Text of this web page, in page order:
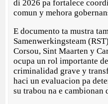
di 2026 pa fortalece
comun y mehora
E documento ta mustra
Samenwerkingsteam
Corsou, Sint Maarten y
ocupa un rol importante
criminalidad grave y
haci un evaluacion pa
su trabou na e cambionan